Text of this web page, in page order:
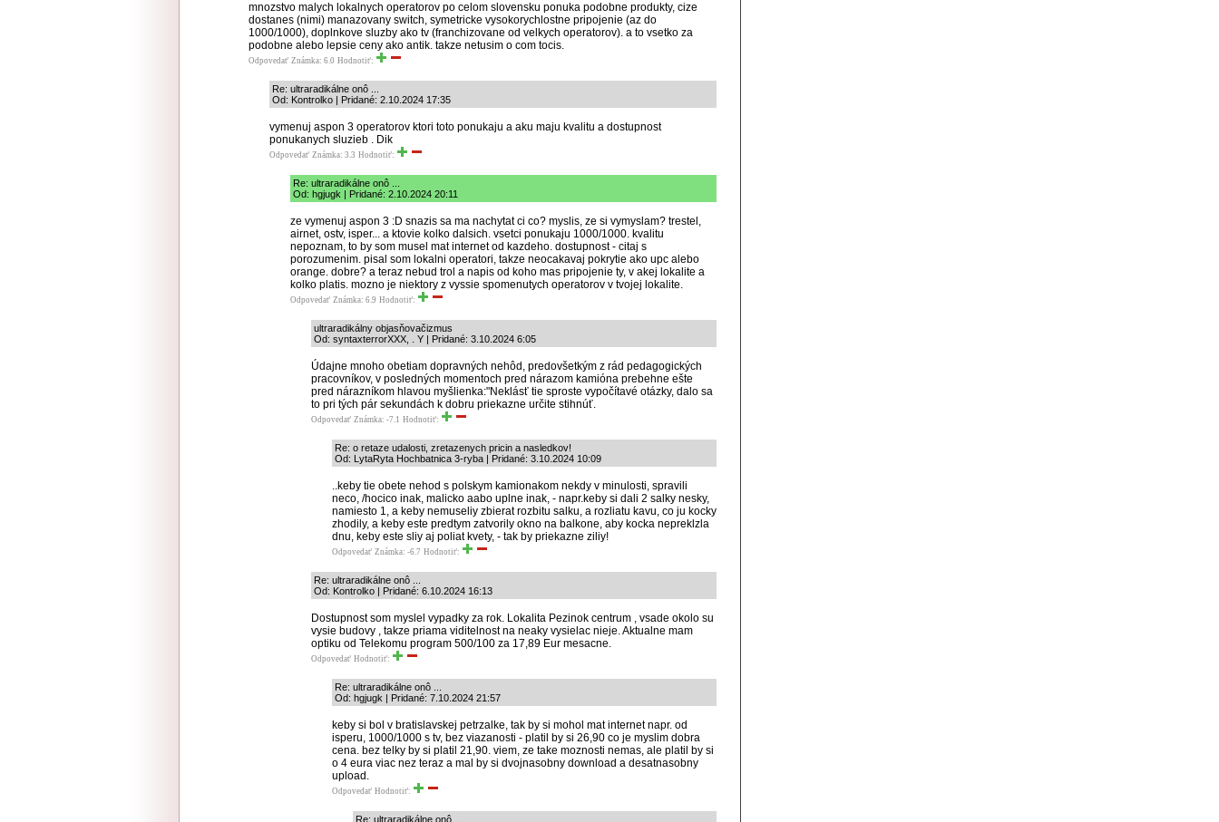
mnozstvo malych lokalnych operatorov po celom slovensku ponuka podobne produkty, cize
dostanes (nimi) manazovany switch, symetricke vysokorychlostne pripojenie (az do
1000/1000), doplnkove sluzby ako tv (franchizovane od velkych operatorov). a to vsetko za
podobne alebo lepsie ceny ako antik. takze netusim o com tocis.
Odpovedať Známka: 6.0 Hodnotiť:
Re: ultraradikálne onô ...
Od: Kontrolko | Pridané: 2.10.2024 17:35
vymenuj aspon 3 operatorov ktori toto ponukaju a aku maju kvalitu a dostupnost
ponukanych sluzieb . Dik
Odpovedať Známka: 3.3 Hodnotiť:
Re: ultraradikálne onô ...
Od: hgjugk | Pridané: 2.10.2024 20:11
ze vymenuj aspon 3 :D snazis sa ma nachytat ci co? myslis, ze si vymyslam? trestel,
airnet, ostv, isper... a ktovie kolko dalsich. vsetci ponukaju 1000/1000. kvalitu
nepoznam, to by som musel mat internet od kazdeho. dostupnost - citaj s
porozumenim. pisal som lokalni operatori, takze neocakavaj pokrytie ako upc alebo
orange. dobre? a teraz nebud trol a napis od koho mas pripojenie ty, v akej lokalite a
kolko platis. mozno je niektory z vyssie spomenutych operatorov v tvojej lokalite.
Odpovedať Známka: 6.9 Hodnotiť:
ultraradikálny objasňovačizmus
Od: syntaxterrorXXX, . Y | Pridané: 3.10.2024 6:05
Údajne mnoho obetiam dopravných nehôd, predovšetkým z rád pedagogických
pracovníkov, v posledných momentoch pred nárazom kamióna prebehne ešte
pred nárazníkom hlavou myšlienka:"Neklásť tie sproste vypočítavé otázky, dalo sa
to pri tých pár sekundách k dobru priekazne určite stihnúť.
Odpovedať Známka: -7.1 Hodnotiť:
Re: o retaze udalosti, zretazenych pricin a nasledkov!
Od: LytaRyta Hochbatnica 3-ryba | Pridané: 3.10.2024 10:09
..keby tie obete nehod s polskym kamionakom nekdy v minulosti, spravili
neco, /hocico inak, malicko aabo uplne inak, - napr.keby si dali 2 salky nesky,
namiesto 1, a keby nemuseliy zbierat rozbitu salku, a rozliatu kavu, co ju kocky
zhodily, a keby este predtym zatvorily okno na balkone, aby kocka nepreklzla
dnu, keby este sliy aj poliat kvety, - tak by priekazne ziliy!
Odpovedať Známka: -6.7 Hodnotiť:
Re: ultraradikálne onô ...
Od: Kontrolko | Pridané: 6.10.2024 16:13
Dostupnost som myslel vypadky za rok. Lokalita Pezinok centrum , vsade okolo su
vysie budovy , takze priama viditelnost na neaky vysielac nieje. Aktualne mam
optiku od Telekomu program 500/100 za 17,89 Eur mesacne.
Odpovedať Hodnotiť:
Re: ultraradikálne onô ...
Od: hgjugk | Pridané: 7.10.2024 21:57
keby si bol v bratislavskej petrzalke, tak by si mohol mat internet napr. od
isperu, 1000/1000 s tv, bez viazanosti - platil by si 26,90 co je myslim dobra
cena. bez telky by si platil 21,90. viem, ze take moznosti nemas, ale platil by si
o 4 eura viac nez teraz a mal by si dvojnasobny download a desatnasobny
upload.
Odpovedať Hodnotiť:
Re: ultraradikálne onô ...